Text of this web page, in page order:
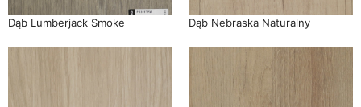
Dąb Lumberjack Smoke Dąb Nebraska Naturalny